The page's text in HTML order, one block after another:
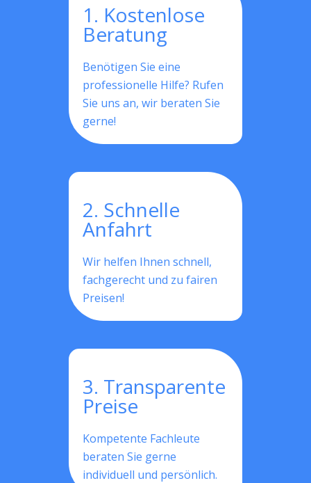
1. Kostenlose
Beratung
Benötigen Sie eine
professionelle Hilfe? Rufen
Sie uns an, wir beraten Sie
gerne!
2. Schnelle
Anfahrt
Wir helfen Ihnen schnell,
fachgerecht und zu fairen
Preisen!
3. Transparente
Preise
Kompetente Fachleute
beraten Sie gerne
individuell und persönlich.